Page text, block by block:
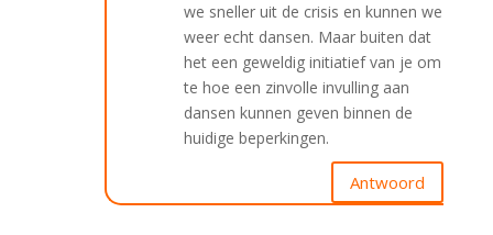
we sneller uit de crisis en kunnen we
weer echt dansen. Maar buiten dat
het een geweldig initiatief van je om
te hoe een zinvolle invulling aan
dansen kunnen geven binnen de
huidige beperkingen.
Antwoord